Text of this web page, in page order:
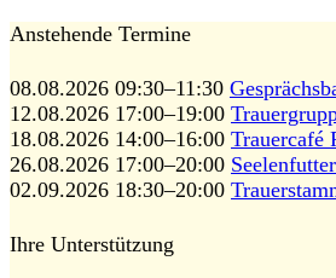
Anstehende Termine
08.08.2026 09:30–11:30
12.08.2026 17:00–19:00
18.08.2026 14:00–16:00 Trauercafé
26.08.2026 17:00–20:00
02.09.2026 18:30–20:00
Ihre Unterstützung